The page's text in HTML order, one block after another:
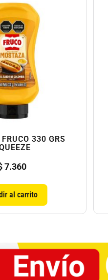
330 GRS
7.360
al carrito